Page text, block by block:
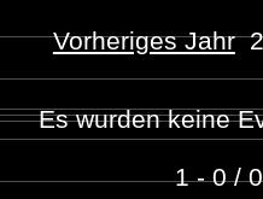
Vorheriges Jahr
Es wurden keine
1 - 0 /